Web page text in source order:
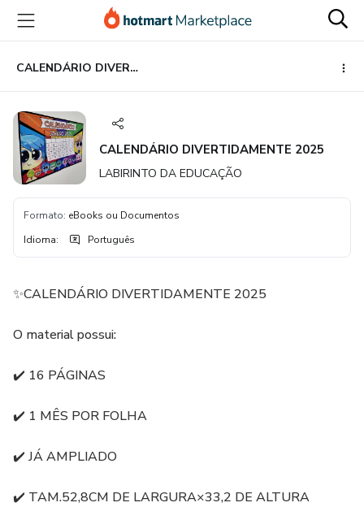
para
conteúdo
principal
para
pagamento
para
rodapé
CALENDÁRIO DIVERTIDAMENTE 2025
CALENDÁRIO DIVERTIDAMENTE 2025
LABIRINTO DA EDUCAÇÃO
Formato: eBooks ou Documentos
Idioma: Português
✨CALENDÁRIO DIVERTIDAMENTE 2025
O material possui:
✔️ 16 PÁGINAS
✔️ 1 MÊS POR FOLHA
✔️ JÁ AMPLIADO
✔️ TAM.52,8CM DE LARGURA×33,2 DE ALTURA